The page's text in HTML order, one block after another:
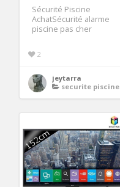
Sécurité Piscine
AchatSécurité alarme
piscine pas cher
2
jeytarra
securite piscine